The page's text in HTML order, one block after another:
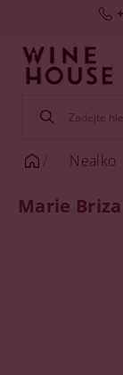
Nealko
Marie